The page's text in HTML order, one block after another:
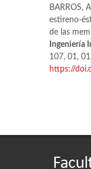
BARROS,
estireno-
de las
Ingeniería
107, 01,
https://